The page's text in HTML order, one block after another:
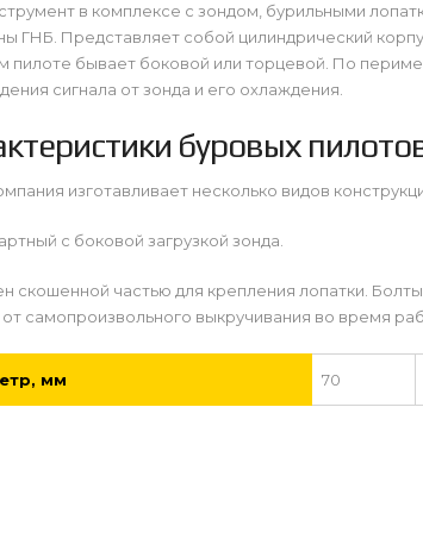
в комплексе с зондом, бурильными
ГНБ. Представляет собой цилиндрический
пилоте бывает боковой или торцевой. По
сигнала от зонда и его охлаждения.
буровых
изготавливает несколько видов
с боковой загрузкой зонда.
скошенной частью для крепления лопатки.
самопроизвольного выкручивания во время
мм 70